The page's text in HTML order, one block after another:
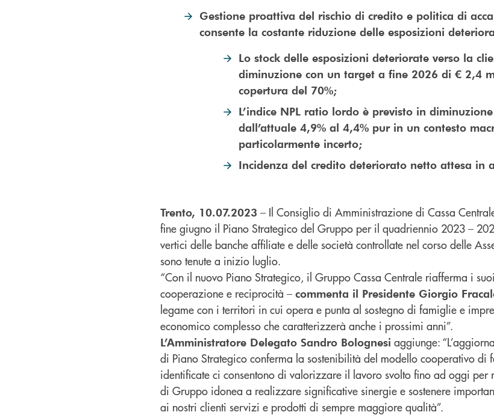
Gestione proattiva del rischio di credito e politica di
consente la costante riduzione delle esposizioni
Lo stock delle esposizioni deteriorate verso la
diminuzione con un target a fine 2026 di € 2,4
copertura del 70%;
L’indice NPL ratio lordo è previsto in
dall’attuale 4,9% al 4,4% pur in un contesto
particolarmente incerto;
Incidenza del credito deteriorato netto attesa in
Trento, 10.07.2023 – Il Consiglio di Amministrazione di Cassa
fine giugno il Piano Strategico del Gruppo per il quadriennio 2023 –
vertici delle banche affiliate e delle società controllate nel corso delle
sono tenute a inizio luglio.
“Con il nuovo Piano Strategico, il Gruppo Cassa Centrale riafferma i
cooperazione e reciprocità – commenta il Presidente Giorgio
legame con i territori in cui opera e punta al sostegno di famiglie e
economico complesso che caratterizzerà anche i prossimi anni”.
L’Amministratore Delegato Sandro Bolognesi aggiunge:
di Piano Strategico conferma la sostenibilità del modello cooperativo di
identificate ci consentono di valorizzare il lavoro svolto fino ad oggi per
di Gruppo idonea a realizzare significative sinergie e sostenere
ai nostri clienti servizi e prodotti di sempre maggiore qualità”.